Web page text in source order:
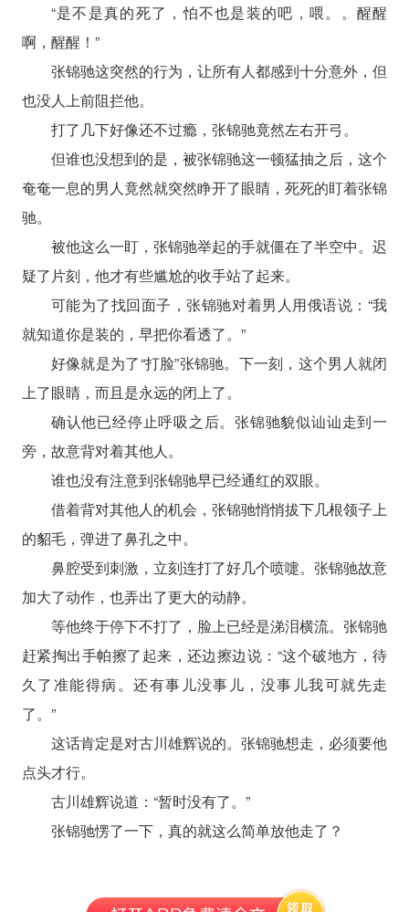
“是不是真的死了，怕不也是装的吧，喂。。醒醒
啊，醒醒！”
张锦驰这突然的行为，让所有人都感到十分意外，但
也没人上前阻拦他。
打了几下好像还不过瘾，张锦驰竟然左右开弓。
但谁也没想到的是，被张锦驰这一顿猛抽之后，这个
奄奄一息的男人竟然就突然睁开了眼睛，死死的盯着张锦
驰。
被他这么一盯，张锦驰举起的手就僵在了半空中。迟
疑了片刻，他才有些尴尬的收手站了起来。
可能为了找回面子，张锦驰对着男人用俄语说：“我
就知道你是装的，早把你看透了。”
好像就是为了“打脸”张锦驰。下一刻，这个男人就闭
上了眼睛，而且是永远的闭上了。
确认他已经停止呼吸之后。张锦驰貌似讪讪走到一
旁，故意背对着其他人。
谁也没有注意到张锦驰早已经通红的双眼。
借着背对其他人的机会，张锦驰悄悄拔下几根领子上
的貂毛，弹进了鼻孔之中。
鼻腔受到刺激，立刻连打了好几个喷嚏。张锦驰故意
加大了动作，也弄出了更大的动静。
等他终于停下不打了，脸上已经是涕泪横流。张锦驰
赶紧掏出手帕擦了起来，还边擦边说：“这个破地方，待
久了准能得病。还有事儿没事儿，没事儿我可就先走
了。”
这话肯定是对古川雄辉说的。张锦驰想走，必须要他
点头才行。
古川雄辉说道：“暂时没有了。”
张锦驰愣了一下，真的就这么简单放他走了？